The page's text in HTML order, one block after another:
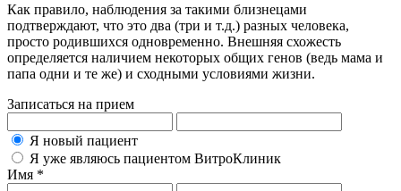
Как правило, наблюдения за такими близнецами
подтверждают, что это два (три и т.д.) разных человека,
просто родившихся одновременно. Внешняя схожесть
определяется наличием некоторых общих генов (ведь мама и
папа одни и те же) и сходными условиями жизни.
Записаться на прием
Я новый пациент
Я уже являюсь пациентом ВитроКлиник
Имя *